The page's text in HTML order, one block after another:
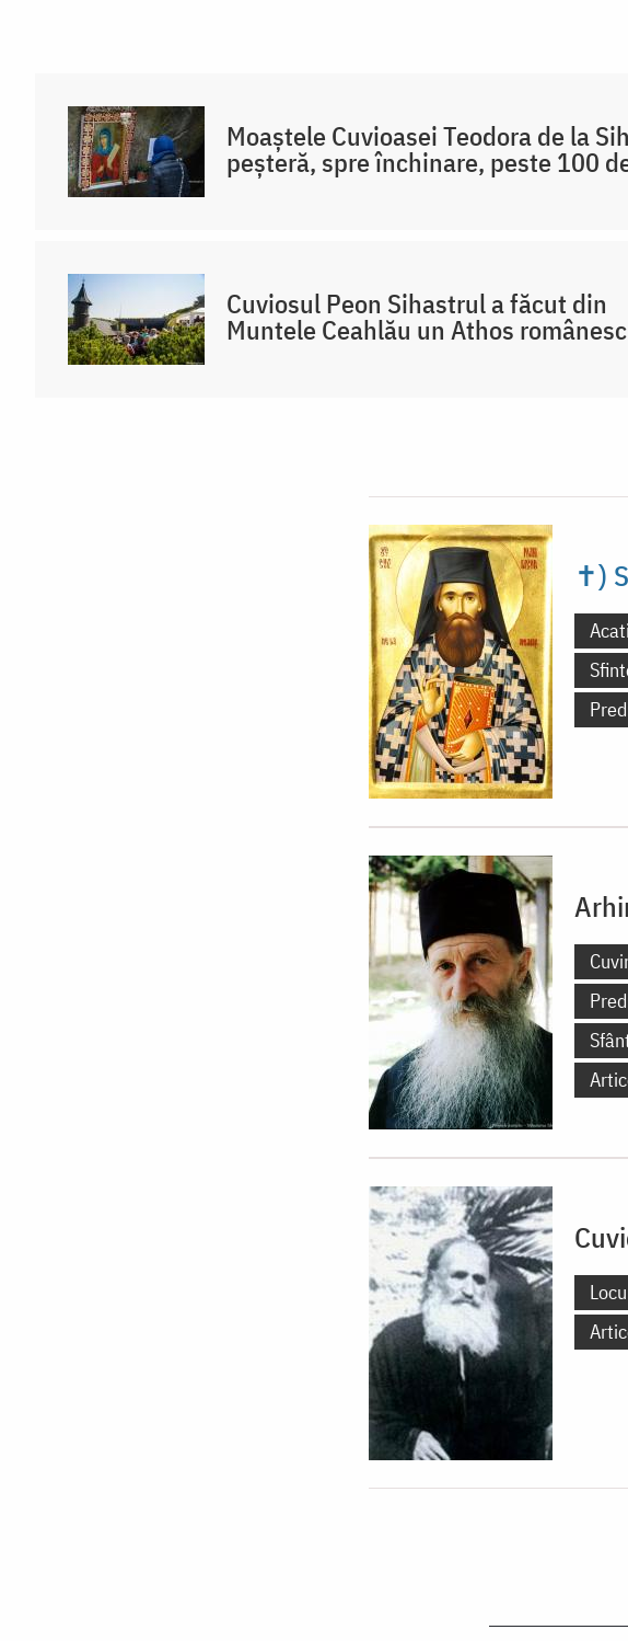
Moaștele Cuvioasei Teodora de la
peșteră, spre închinare, peste 100
Cuviosul Peon Sihastrul a făcut din
Muntele Ceahlău un Athos românesc
✝)